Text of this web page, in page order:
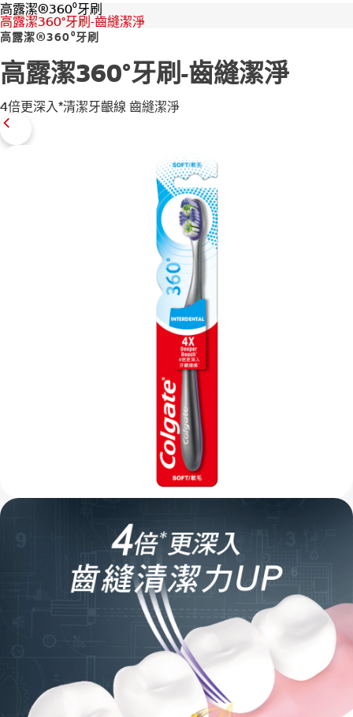
高露潔®360⁰牙刷
高露潔360°牙刷-齒縫潔淨
高露潔®360⁰牙刷
高露潔360°牙刷-齒縫潔淨
4倍更深入*清潔牙齦線 齒縫潔淨